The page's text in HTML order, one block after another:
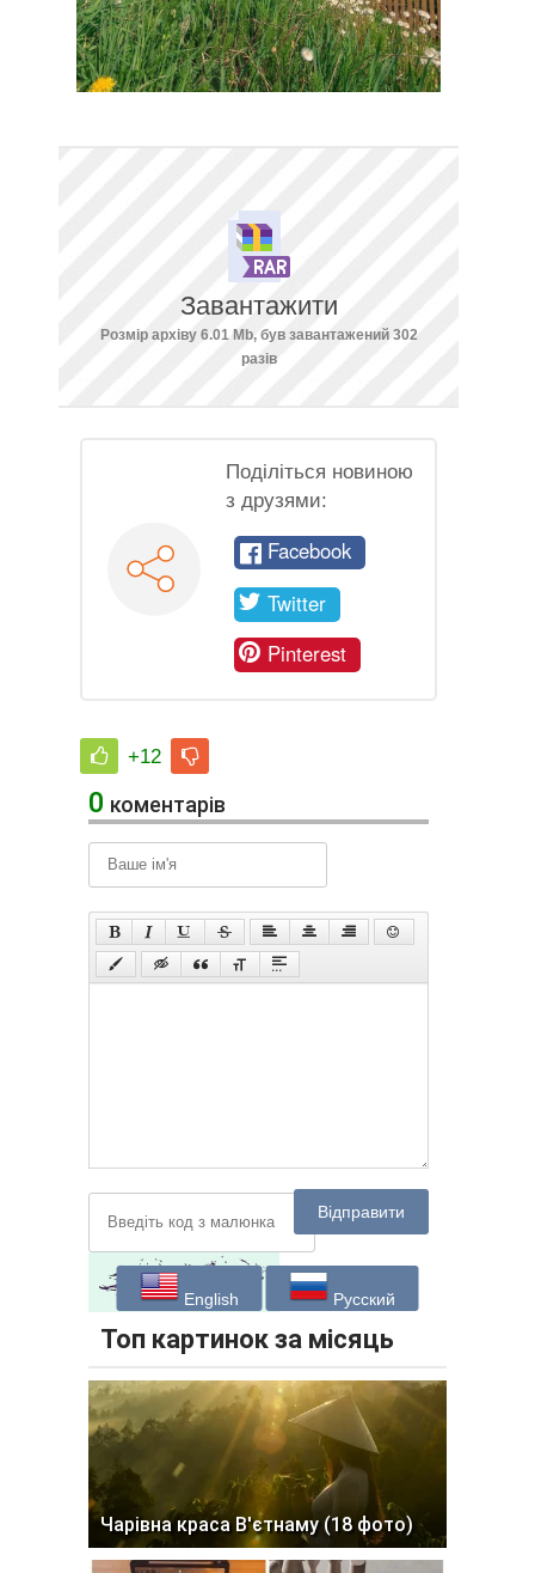
Завантажити
Розмір архіву 6.01 Mb, був завантажений 302
разів
Поділіться новиною
з друзями:
Facebook
Twitter
Pinterest
+12
0 коментарів
Відправити
English Русский
Топ картинок за місяць
Чарівна краса В'єтнаму (18 фото)